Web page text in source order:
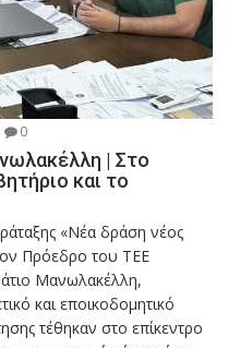
0
| Στο
και το
«Νέα δράση νέος
Πρόεδρο του ΤΕΕ
Μανωλακέλλη,
και εποικοδομητικό
τέθηκαν στο επίκεντρο